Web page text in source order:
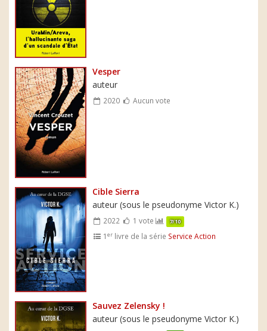
Vesper
auteur
2020 Aucun vote
Cible Sierra
auteur (sous le pseudonyme Victor K.)
2022 1 vote 7/10
1er livre de la série Service Action
Sauvez Zelensky !
auteur (sous le pseudonyme Victor K.)